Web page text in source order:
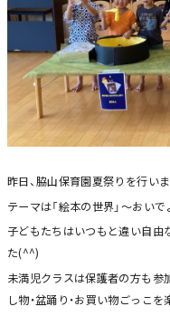
昨日、脇山保育園夏祭りを行いま
テーマは「絵本の世界」～おい
子どもたちはいつもと違い自由
た(^^)
未満児クラスは保護者の方も参
し物・盆踊り・お買い物ごっこ